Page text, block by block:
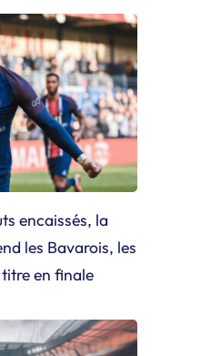
encaissés, la
les Bavarois, les
en finale